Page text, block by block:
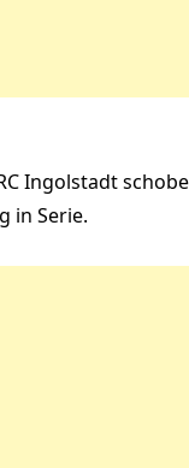
Ingolstadt
in Serie.